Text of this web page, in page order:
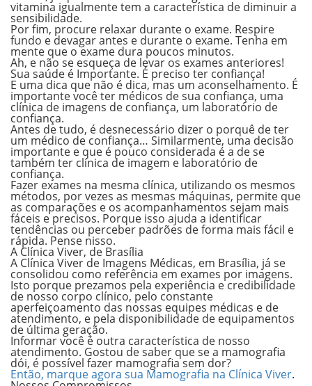
vitamina igualmente tem a característica de diminuir a
sensibilidade.
Por fim, procure relaxar durante o exame. Respire
fundo e devagar antes e durante o exame. Tenha em
mente que o exame dura poucos minutos.
Ah, e não se esqueça de levar os exames anteriores!
Sua saúde é Importante. É preciso ter confiança!
E uma dica que não é dica, mas um aconselhamento. É
importante você ter médicos de sua confiança, uma
clínica de imagens de confiança, um laboratório de
confiança.
Antes de tudo, é desnecessário dizer o porquê de ter
um médico de confiança… Similarmente, uma decisão
importante e que é pouco considerada é a de se
também ter clínica de imagem e laboratório de
confiança.
Fazer exames na mesma clínica, utilizando os mesmos
métodos, por vezes as mesmas máquinas, permite que
as comparações e os acompanhamentos sejam mais
fáceis e precisos. Porque isso ajuda a identificar
tendências ou perceber padrões de forma mais fácil e
rápida. Pense nisso.
A Clínica Viver, de Brasília
A Clínica Viver de Imagens Médicas, em Brasília, já se
consolidou como referência em exames por imagens.
Isto porque prezamos pela experiência e credibilidade
de nosso corpo clínico, pelo constante
aperfeiçoamento das nossas equipes médicas e de
atendimento, e pela disponibilidade de equipamentos
de última geração.
Informar você é outra característica de nosso
atendimento. Gostou de saber quese a mamografia
dói, é possível fazer mamografia sem dor?
Então, marque agora sua Mamografia na Clínica Viver.